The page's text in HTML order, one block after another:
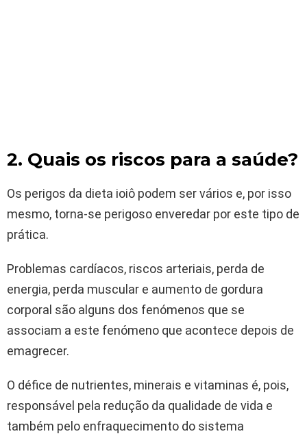
2. Quais os riscos para a saúde?
Os perigos da dieta ioiô podem ser vários e, por isso
mesmo, torna-se perigoso enveredar por este tipo de
prática.
Problemas cardíacos, riscos arteriais, perda de
energia, perda muscular e aumento de gordura
corporal são alguns dos fenómenos que se
associam a este fenómeno que acontece depois de
emagrecer.
O défice de nutrientes, minerais e vitaminas é, pois,
responsável pela redução da qualidade de vida e
também pelo enfraquecimento do sistema